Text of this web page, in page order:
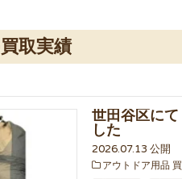
取実績
世田谷区にて
した
2026.07.13 公開
アウトドア用品